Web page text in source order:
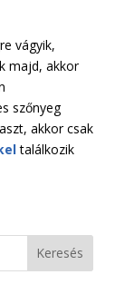
vágyik,
majd, akkor
szőnyeg
akkor csak
találkozik